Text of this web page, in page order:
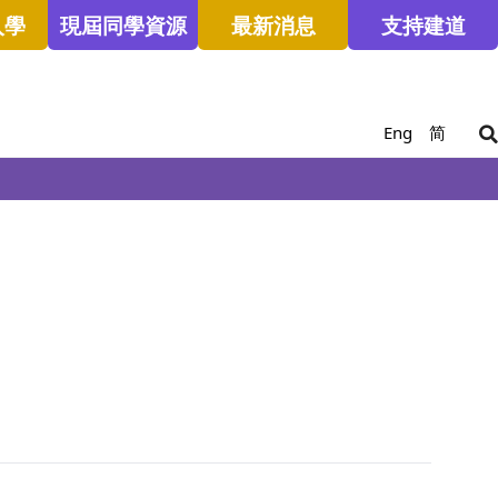
現屆同學資源 最新消息 支持建道
Eng 简